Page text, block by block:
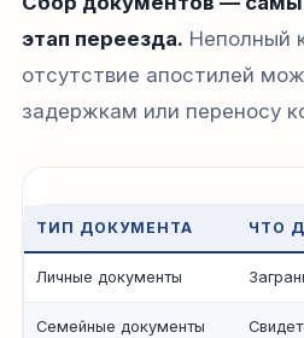
этап переезда. Неполный
отсутствие апостилей
задержкам или переносу
ТИП ДОКУМЕНТА ЧТО
Личные документы
Семейные документы